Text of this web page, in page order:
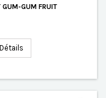
GUM FRUIT
Détails